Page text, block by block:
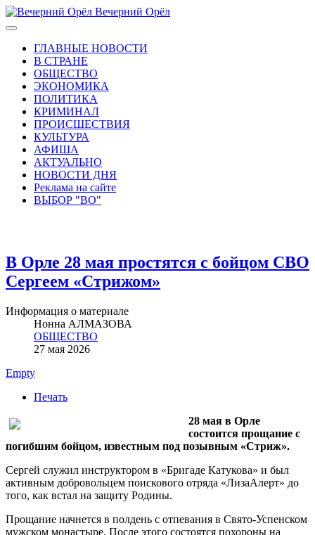
Вечерний Орёл
ГЛАВНЫЕ НОВОСТИ
В СТРАНЕ
ОБЩЕСТВО
ЭКОНОМИКА
ПОЛИТИКА
КРИМИНАЛ
ПРОИСШЕСТВИЯ
КУЛЬТУРА
АФИША
АКТУАЛЬНО
НОВОСТИ ДНЯ
Реклама на сайте
ВЫБОР "ВО"
В Орле 28 мая простятся с бойцом СВО
Сергеем «Стрижом»
Информация о материале
Нонна АЛМАЗОВА
ОБЩЕСТВО
27 мая 2026
Empty
Печать
28 мая в Орле
состоится прощание с
погибшим бойцом, известным под позывным «Стриж».
Сергей служил инструктором в «Бригаде Катукова» и был
активным добровольцем поискового отряда «ЛизаАлерт» до
того, как встал на защиту Родины.
Прощание начнется в полдень с отпевания в Свято-Успенском
мужском монастыре. После этого состоятся похороны на